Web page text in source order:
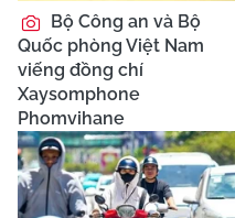
Bộ Công an và Bộ
Quốc phòng Việt Nam
viếng đồng chí
Xaysomphone
Phomvihane